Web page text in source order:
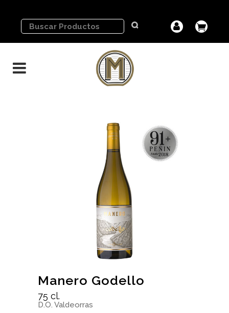
Manero Godello
75 cl.
D.O. Valdeorras